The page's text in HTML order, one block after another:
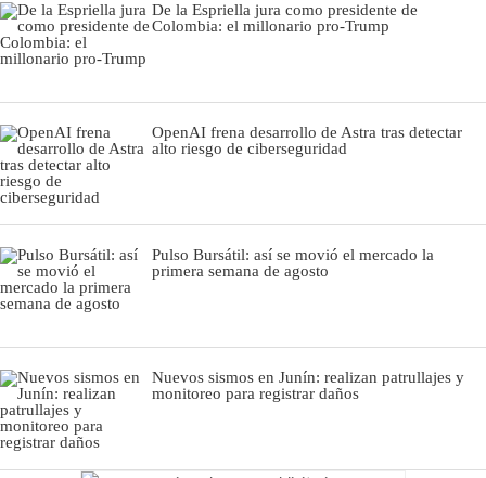
De la Espriella jura como presidente de
Colombia: el millonario pro-Trump
OpenAI frena desarrollo de Astra tras detectar
alto riesgo de ciberseguridad
Pulso Bursátil: así se movió el mercado la
primera semana de agosto
Nuevos sismos en Junín: realizan patrullajes y
monitoreo para registrar daños